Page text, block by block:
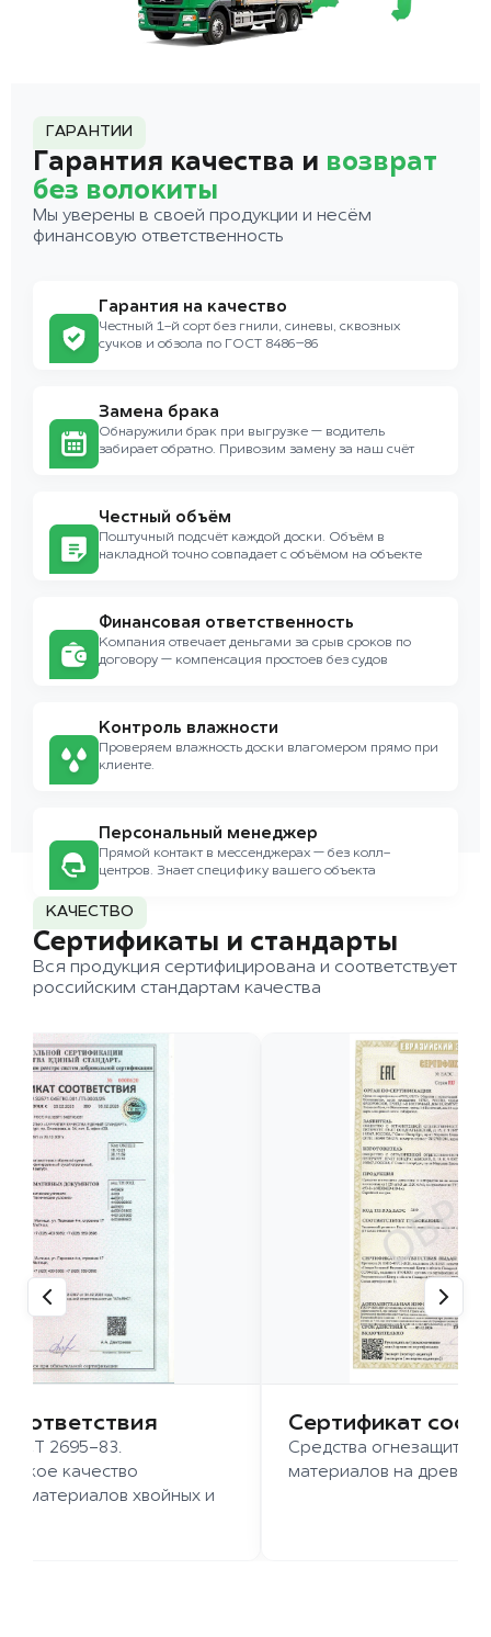
ГАРАНТИИ
Гарантия качества и возврат
без волокиты
Мы уверены в своей продукции и несём
финансовую ответственность
Гарантия на качество
Честный 1-й сорт без гнили, синевы, сквозных
сучков и обзола по ГОСТ 8486–86
Замена брака
Обнаружили брак при выгрузке — водитель
забирает обратно. Привозим замену за наш счёт
Честный объём
Поштучный подсчёт каждой доски. Объём в
накладной точно совпадает с объёмом на объекте
Финансовая ответственность
Компания отвечает деньгами за срыв сроков по
договору — компенсация простоев без судов
Контроль влажности
Проверяем влажность доски влагомером прямо при
клиенте.
Персональный менеджер
Прямой контакт в мессенджерах — без колл-
центров. Знает специфику вашего объекта
КАЧЕСТВО
Сертификаты и стандарты
Вся продукция сертифицирована и соответствует
российским стандартам качества
2695-83.
качество
хвойных и
Сертификат
Средства огнезащиты
материалов на